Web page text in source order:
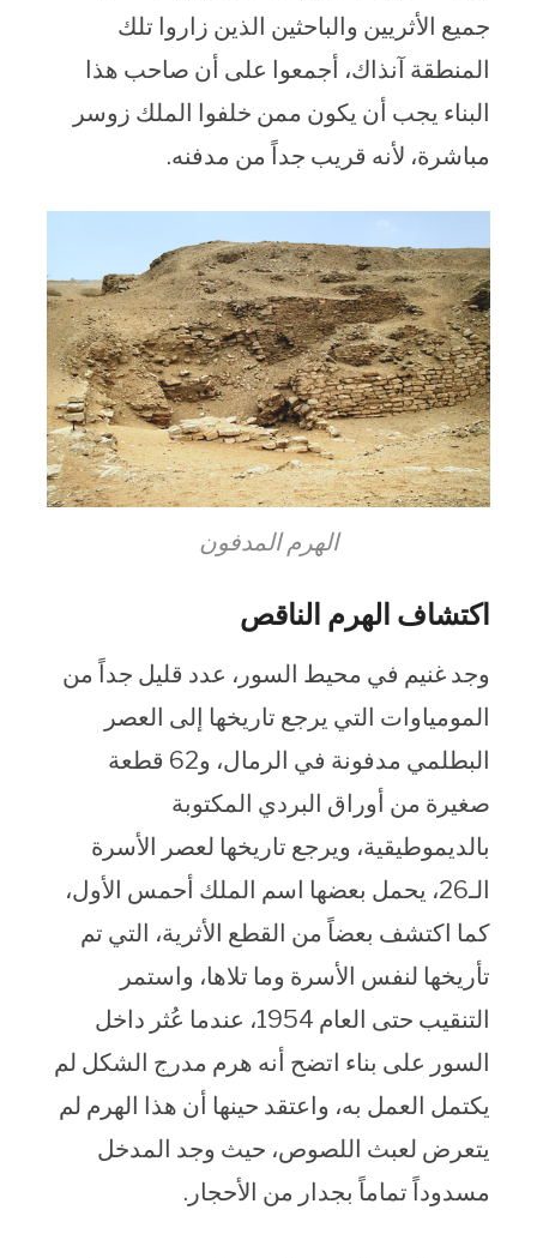
جميع الأثريين والباحثين الذين زاروا تلك
المنطقة آنذاك، أجمعوا على أن صاحب هذا
البناء يجب أن يكون ممن خلفوا الملك زوسر
مباشرة، لأنه قريب جداً من مدفنه.
الهرم المدفون
اكتشاف الهرم الناقص
وجد غنيم في محيط السور، عدد قليل جداً من
المومياوات التي يرجع تاريخها إلى العصر
البطلمي مدفونة في الرمال، و62 قطعة
صغيرة من أوراق البردي المكتوبة
بالديموطيقية، ويرجع تاريخها لعصر الأسرة
الـ26، يحمل بعضها اسم الملك أحمس الأول،
كما اكتشف بعضاً من القطع الأثرية، التي تم
تأريخها لنفس الأسرة وما تلاها، واستمر
التنقيب حتى العام 1954، عندما عُثر داخل
السور على بناء اتضح أنه هرم مدرج الشكل لم
يكتمل العمل به، واعتقد حينها أن هذا الهرم لم
يتعرض لعبث اللصوص، حيث وجد المدخل
مسدوداً تماماً بجدار من الأحجار.